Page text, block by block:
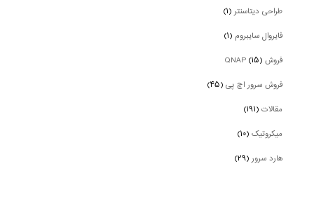
طراحی دیتاسنتر(۱)
فایروال سایبروم (۱)
فروش QNAP (۱۵)
فروش سرور اچ پی(۴۵)
مقالات(۱۹۱)
میکروتیک(۱۰)
هارد سرور(۲۹)